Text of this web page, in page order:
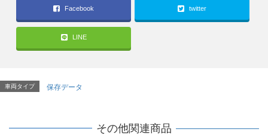
Facebook twitter
LINE
車両タイプ 保存データ
その他関連商品